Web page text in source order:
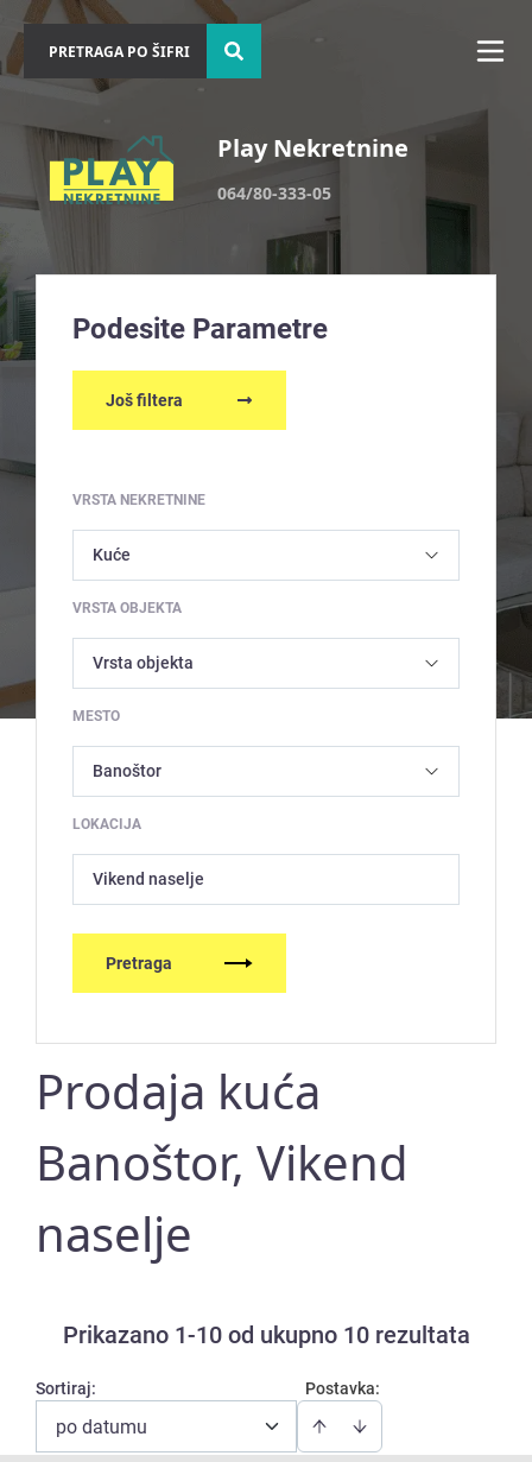
Play Nekretnine
064/80-333-05
Podesite Parametre
Još filtera
VRSTA NEKRETNINE
VRSTA OBJEKTA
MESTO
LOKACIJA
Vikend naselje
Pretraga
Prodaja kuća
Banoštor, Vikend
naselje
Prikazano 1-10 od ukupno 10 rezultata
Postavka:
Sortiraj:
po datumu